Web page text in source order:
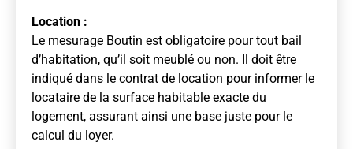
Location :
Le mesurage Boutin est obligatoire pour tout bail
d’habitation, qu’il soit meublé ou non. Il doit être
indiqué dans le contrat de location pour informer le
locataire de la surface habitable exacte du
logement, assurant ainsi une base juste pour le
calcul du loyer.